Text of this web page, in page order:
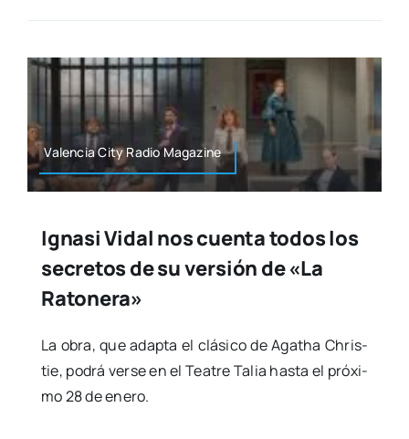
Valen­cia City Radio Maga­zi­ne
Ignasi Vidal nos cuenta todos los
secretos de su versión de «La
Ratonera»
La obra, que adap­ta el clá­si­co de Agatha Chris­
tie, podrá ver­se en el Tea­tre Talia has­ta el pró­xi­
mo 28 de enero.